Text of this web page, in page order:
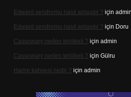
Edward sendromu nasıl anlaşılır ? için admin
Edward sendromu nasıl anlaşılır ? için Doru
Cassowary neden tehlikeli ? için admin
Cassowary neden tehlikeli ? için Gülru
Harire kahvesi nedir ? için admin